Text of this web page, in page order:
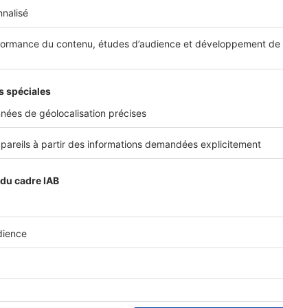
: les tendances des marchés
immobiliers à fin octobre